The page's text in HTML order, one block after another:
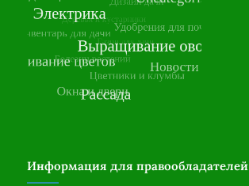
Информация для правообладателей